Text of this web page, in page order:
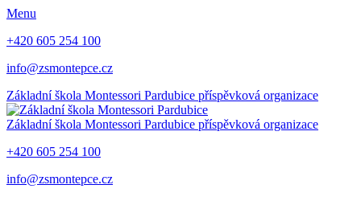
Menu
+420 605 254 100
info@zsmontepce.cz
Základní škola Montessori Pardubice příspěvková organizace
Základní škola Montessori Pardubice příspěvková organizace
+420 605 254 100
info@zsmontepce.cz